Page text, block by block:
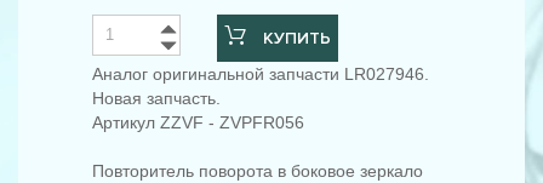
КУПИТЬ
Аналог оригинальной запчасти LR027946.
Новая запчасть.
Артикул ZZVF - ZVPFR056
Повторитель поворота в боковое зеркало